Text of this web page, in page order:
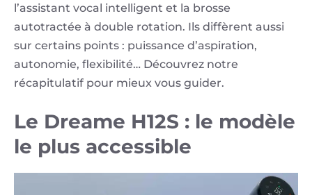
l’assistant vocal intelligent et la brosse
autotractée à double rotation. Ils diffèrent aussi
sur certains points : puissance d’aspiration,
autonomie, flexibilité… Découvrez notre
récapitulatif pour mieux vous guider.
Le Dreame H12S : le modèle
le plus accessible